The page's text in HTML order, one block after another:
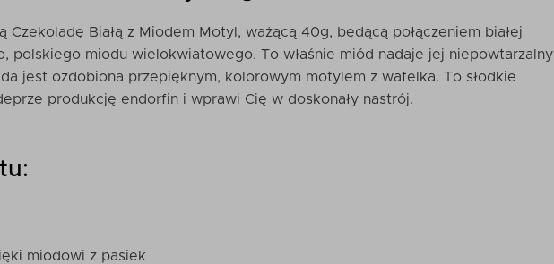
Czekoladę Białą z Miodem Motyl, ważącą 40g, będącą połączeniem białej
polskiego miodu wielokwiatowego. To właśnie miód nadaje jej niepowtarzalny
jest ozdobiona przepięknym, kolorowym motylem z wafelka. To słodkie
produkcję endorfin i wprawi Cię w doskonały nastrój.
miodowi z pasiek